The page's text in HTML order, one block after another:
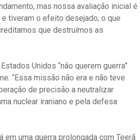
mas nossa avaliação inicial é
tiveram o efeito desejado, o que
que destruímos as
Unidos “não querem guerra”
“Essa missão não era e não teve
de precisão a neutralizar
nuclear iraniano e pela defesa
uma guerra prolongada com Teerã